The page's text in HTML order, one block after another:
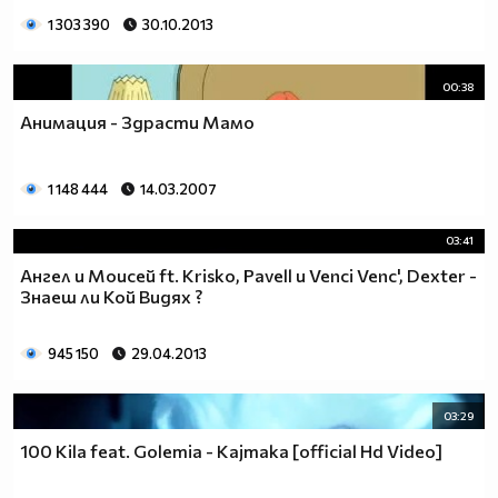
1 303 390 30.10.2013
00:38
Анимация - Здрасти Мамо
1 148 444 14.03.2007
03:41
Ангел и Моисей ft. Krisko, Pavell и Venci Venc', Dexter -
Знаеш ли Кой Видях ?
945 150 29.04.2013
03:29
100 Kila feat. Golemia - Kajmaka [official Hd Video]